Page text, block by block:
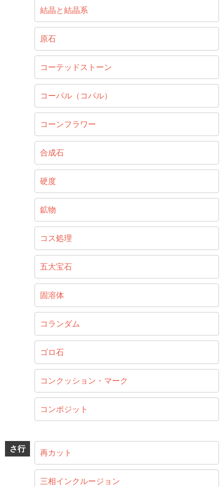
結晶と結晶系
原石
コーテッドストーン
コーパル（コパル）
コーンフラワー
合成石
硬度
鉱物
コス処理
五大宝石
固溶体
コランダム
ゴロ石
コンクッション・マーク
コンポジット
さ行 再カット
三相インクルージョン